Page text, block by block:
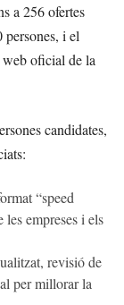
a 256 ofertes
persones, i el
oficial de la
candidates,
“speed
empreses i els
revisió de
per millorar la